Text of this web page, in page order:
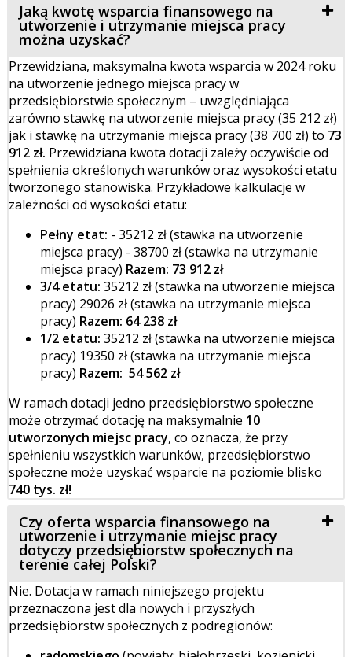
Jaką kwotę wsparcia finansowego na
utworzenie i utrzymanie miejsca pracy
można uzyskać?
Przewidziana, maksymalna kwota wsparcia w 2024 roku
na utworzenie jednego miejsca pracy w
przedsiębiorstwie społecznym – uwzględniająca
zarówno stawkę na utworzenie miejsca pracy (35 212 zł)
jak i stawkę na utrzymanie miejsca pracy (38 700 zł) to 73
912 zł. Przewidziana kwota dotacji zależy oczywiście od
spełnienia określonych warunków oraz wysokości etatu
tworzonego stanowiska. Przykładowe kalkulacje w
zależności od wysokości etatu:
Pełny etat: - 35212 zł (stawka na utworzenie
miejsca pracy) - 38700 zł (stawka na utrzymanie
miejsca pracy) Razem: 73 912 zł
3/4 etatu: 35212 zł (stawka na utworzenie miejsca
pracy) 29026 zł (stawka na utrzymanie miejsca
pracy) Razem: 64 238 zł
1/2 etatu: 35212 zł (stawka na utworzenie miejsca
pracy) 19350 zł (stawka na utrzymanie miejsca
pracy) Razem: 54 562 zł
W ramach dotacji jedno przedsiębiorstwo społeczne
może otrzymać dotację na maksymalnie 10
utworzonych miejsc pracy, co oznacza, że przy
spełnieniu wszystkich warunków, przedsiębiorstwo
społeczne może uzyskać wsparcie na poziomie blisko
740 tys. zł!
Czy oferta wsparcia finansowego na
utworzenie i utrzymanie miejsc pracy
dotyczy przedsiębiorstw społecznych na
terenie całej Polski?
Nie. Dotacja w ramach niniejszego projektu
przeznaczona jest dla nowych i przyszłych
przedsiębiorstw społecznych z podregionów: